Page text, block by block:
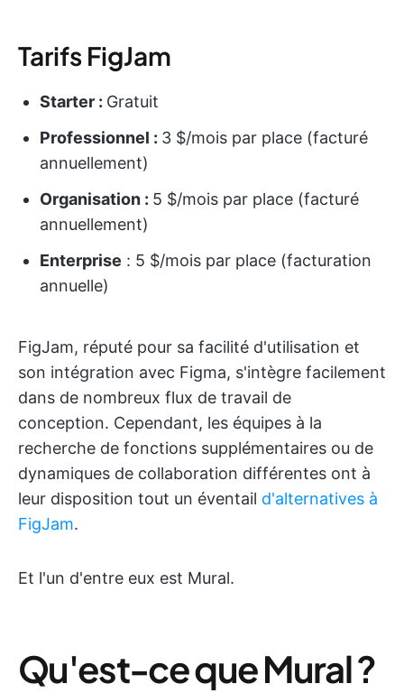
Tarifs FigJam
Starter : Gratuit
Professionnel : 3 $/mois par place (facturé
annuellement)
Organisation : 5 $/mois par place (facturé
annuellement)
Enterprise : 5 $/mois par place (facturation
annuelle)
FigJam, réputé pour sa facilité d'utilisation et
son intégration avec Figma, s'intègre facilement
dans de nombreux flux de travail de
conception. Cependant, les équipes à la
recherche de fonctions supplémentaires ou de
dynamiques de collaboration différentes ont à
leur disposition tout un éventail d'alternatives à
FigJam.
Et l'un d'entre eux est Mural.
Qu'est-ce que Mural ?